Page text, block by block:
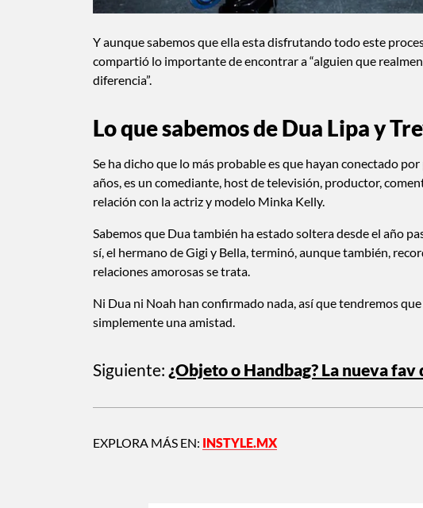
Y aunque sabemos que ella esta disfrutando todo este
compartió lo importante de encontrar a “alguien que
diferencia”.
Lo que sabemos de Dua Lipa y
Se ha dicho que lo más probable es que hayan conectado
años, es un comediante, host de televisión, productor,
relación con la actriz y modelo Minka Kelly.
Sabemos que Dua también ha estado soltera desde el año
sí, el hermano de Gigi y Bella, terminó, aunque también,
relaciones amorosas se trata.
Ni Dua ni Noah han confirmado nada, así que tendremos
simplemente una amistad.
Siguiente: ¿Objeto o Handbag? La nueva
EXPLORA MÁS EN: INSTYLE.MX